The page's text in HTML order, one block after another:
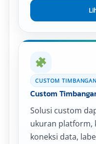
CUSTOM TIMBANGAN
Custom
Solusi custom
ukuran platform,
koneksi data,